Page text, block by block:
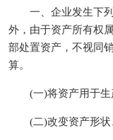
一、企业发生下列
外，由于资产所有权
部处置资产，不视同
算。
(一)将资产用于生
(二)改变资产形状